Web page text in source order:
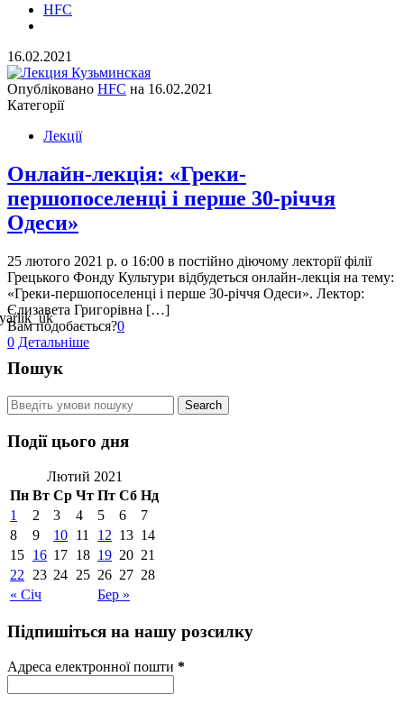
HFC
16.02.2021
Опубліковано HFC на 16.02.2021
Категорії
Лекції
Онлайн-лекція: «Греки-
першопоселенці і перше 30-річчя
Одеси»
25 лютого 2021 р. о 16:00 в постійно діючому лекторії філії
Грецького Фонду Культури відбудеться онлайн-лекція на тему:
«Греки-першопоселенці і перше 30-річчя Одеси». Лектор:
Єлизавета Григорівна […]
Вам подобається?0
0 Детальніше
Пошук
Події цього дня
Лютий 2021
Пн Вт Ср Чт Пт Сб Нд
« Січ Бер »
1 2 3 4 5 6
7
8
9 10 11 12 13 14
15 16 17 18 19 20 21
22
23 24 25 26 27 28
Підпишіться на нашу розсилку
Адреса електронної пошти *